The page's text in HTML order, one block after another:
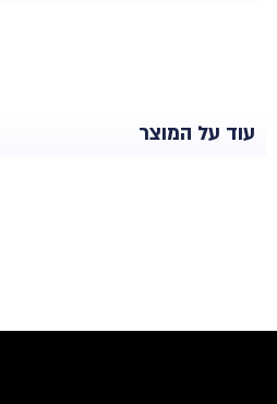
עוד על המוצר